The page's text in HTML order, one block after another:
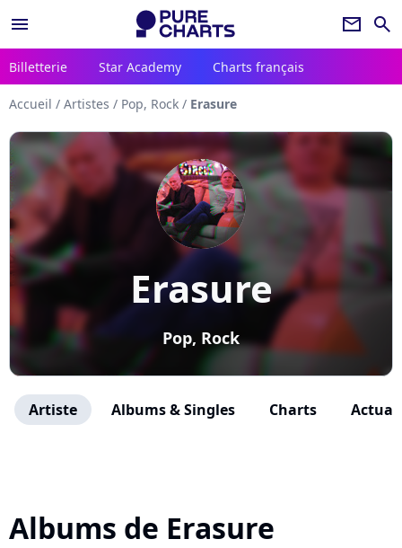
menu newsletter search
Billetterie Star Academy Charts français
Accueil / Artistes / Pop, Rock / Erasure
Erasure
Pop, Rock
Artiste Albums & Singles Charts
Albums de Erasure